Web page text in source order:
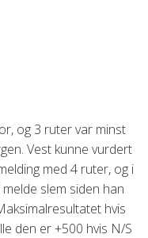
og 3 ruter var minst
Vest kunne vurdert
med 4 ruter, og i
slem siden han
hvis
den er +500 hvis N/S